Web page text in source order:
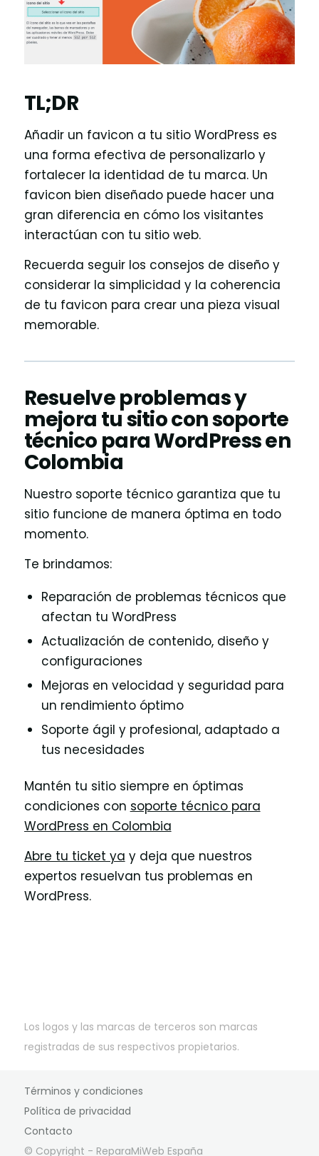
TL;DR
Añadir un favicon a tu sitio WordPress es
una forma efectiva de personalizarlo y
fortalecer la identidad de tu marca. Un
favicon bien diseñado puede hacer una
gran diferencia en cómo los visitantes
interactúan con tu sitio web.
Recuerda seguir los consejos de diseño y
considerar la simplicidad y la coherencia
de tu favicon para crear una pieza visual
memorable.
Resuelve problemas y
mejora tu sitio con soporte
técnico para WordPress en
Colombia
Nuestro soporte técnico garantiza que tu
sitio funcione de manera óptima en todo
momento.
Te brindamos:
Reparación de problemas técnicos que
afectan tu WordPress
Actualización de contenido, diseño y
configuraciones
Mejoras en velocidad y seguridad para
un rendimiento óptimo
Soporte ágil y profesional, adaptado a
tus necesidades
Mantén tu sitio siempre en óptimas
condiciones con soporte técnico para
WordPress en Colombia
Abre tu ticket ya y deja que nuestros
expertos resuelvan tus problemas en
WordPress.
Los logos y las marcas de terceros son marcas
registradas de sus respectivos propietarios.
Términos y condiciones
Política de privacidad
Contacto
© Copyright - ReparaMiWeb España